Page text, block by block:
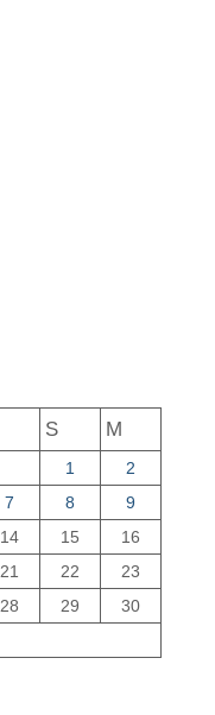
S M
1
2
7 8
9
14 15
16
21 22
23
28 29
30